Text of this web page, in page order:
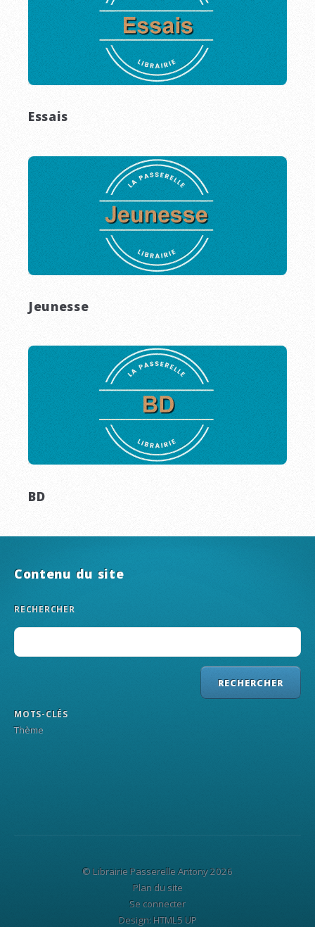
Essais
Jeunesse
BD
Contenu du site
RECHERCHER
MOTS-CLÉS
Thème
© Librairie Passerelle Antony 2026
Plan du site
Se connecter
Design: HTML5 UP